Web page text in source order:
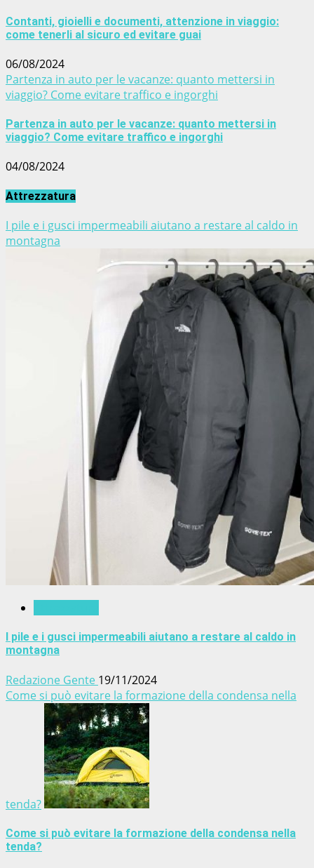
Contanti, gioielli e documenti, attenzione in viaggio:
come tenerli al sicuro ed evitare guai
06/08/2024
Partenza in auto per le vacanze: quanto mettersi in
viaggio? Come evitare traffico e ingorghi
Partenza in auto per le vacanze: quanto mettersi in
viaggio? Come evitare traffico e ingorghi
04/08/2024
Attrezzatura
I pile e i gusci impermeabili aiutano a restare al caldo in
montagna
I pile e i gusci impermeabili aiutano a restare al caldo in
montagna
Redazione Gente 19/11/2024
Come si può evitare la formazione della condensa nella
tenda?
Come si può evitare la formazione della condensa nella
tenda?